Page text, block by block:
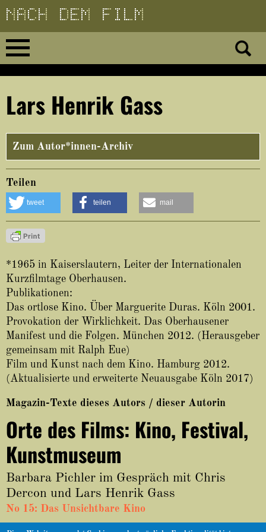
Direkt
zum
Inhalt
Home
No 23
No 01–22
Essays
Reviews
Archiv
About
Lars Henrik Gass
*1965 in Kaiserslautern, Leiter der Internationalen
Kurzfilmtage Oberhausen.
Publikationen:
Das ortlose Kino. Über Marguerite Duras. Köln 2001.
Provokation der Wirklichkeit. Das Oberhausener
Manifest und die Folgen. München 2012. (Herausgeber
gemeinsam mit Ralph Eue)
Film und Kunst nach dem Kino. Hamburg 2012.
(Aktualisierte und erweiterte Neuausgabe Köln 2017)
Magazin-Texte dieses Autors / dieser Autorin
Orte des Films: Kino, Festival,
Kunstmuseum
Barbara Pichler im Gespräch mit Chris
Dercon und Lars Henrik Gass
No 15: Das Unsichtbare Kino
Zum Autor*innen-Archiv
Teilen
tweet teilen mail